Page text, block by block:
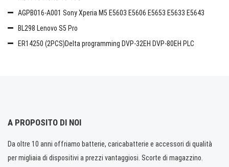
AGPB016-A001 Sony Xperia M5 E5603 E5606 E5653 E5633 E5643
BL298 Lenovo S5 Pro
ER14250 (2PCS)Delta programming DVP-32EH DVP-80EH PLC
A PROPOSITO DI NOI
Da oltre 10 anni offriamo batterie, caricabatterie e accessori di qualità
per migliaia di dispositivi a prezzi vantaggiosi. Scorte di magazzino.